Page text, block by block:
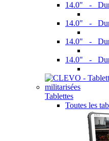
14.0" -
14.0" -
14.0" -
14.0" -
Tablettes
Toutes les